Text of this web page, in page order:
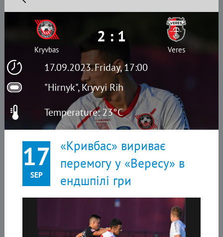
17.09.2023. Friday, 17:00
"Hirnyk", Kryvyi Rih
Kryvbas
2 : 1
Veres
Temperature: 23°C
17
SEP
«Кривбас» вириває
перемогу у «Вересу» в
ендшпілі гри